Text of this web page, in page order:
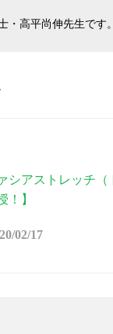
高平尚伸先生です。
シアストレッチ
！】
02/17